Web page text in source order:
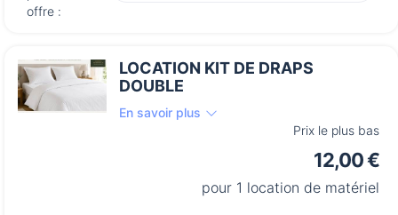
offre :
LOCATION KIT DE DRAPS
DOUBLE
En savoir plus
Prix le plus bas
12,00 €
pour 1 location de matériel